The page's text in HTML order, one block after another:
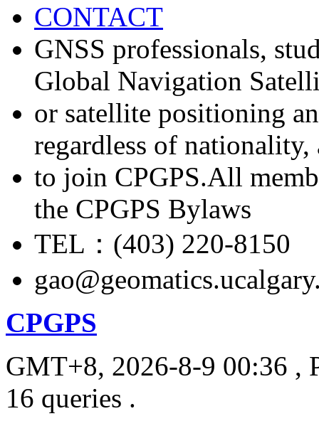
CONTACT
GNSS professionals,
Global Navigation
or satellite positioning
regardless of nationality,
to join CPGPS.All
the CPGPS Bylaws
TEL：(403) 220-8150
CPGPS
GMT+8, 2026-8-9 00:36 ,
16 queries .